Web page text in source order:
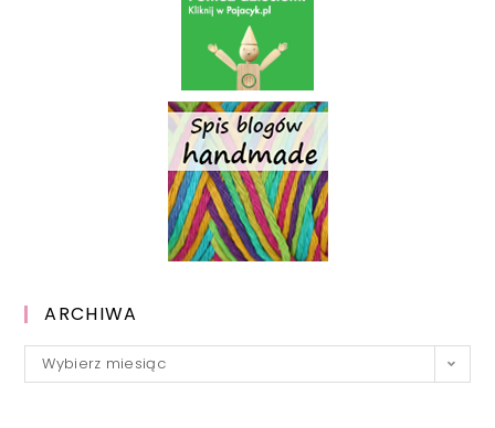
ARCHIWA
Archiwa
Wybierz miesiąc